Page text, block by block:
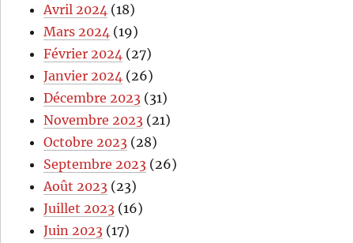
Avril 2024 (18)
Mars 2024 (19)
Février 2024 (27)
Janvier 2024 (26)
Décembre 2023 (31)
Novembre 2023 (21)
Octobre 2023 (28)
Septembre 2023 (26)
Août 2023 (23)
Juillet 2023 (16)
Juin 2023 (17)